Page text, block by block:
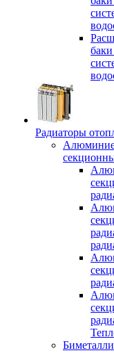
Радиаторы